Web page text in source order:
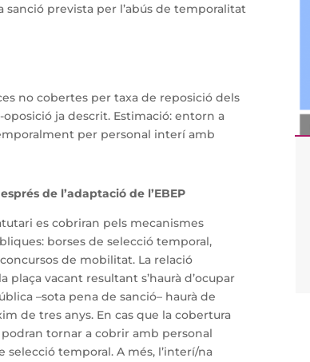
prevista per l’abús de temporalitat
no cobertes per taxa de reposició dels
oposició ja descrit. Estimació: entorn a
per personal interí amb
de l’adaptació de l’EBEP
es cobriran pels mecanismes
borses de selecció temporal,
de mobilitat. La relació
vacant resultant s’haurà d’ocupar
–sota pena de sanció– haurà de
de tres anys. En cas que la cobertura
tornar a cobrir amb personal
temporal. A més, l’interí/na